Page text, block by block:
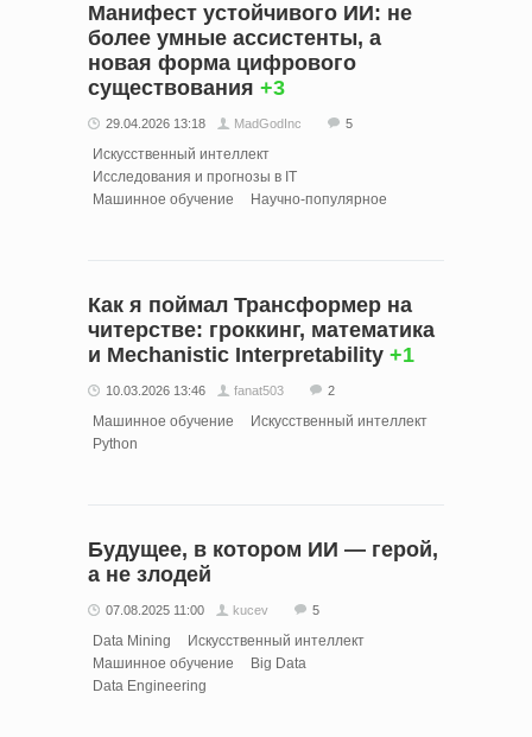
Манифест устойчивого ИИ: не
более умные ассистенты, а
новая форма цифрового
существования +3
29.04.2026 13:18 MadGodInc 5
Искусственный интеллект
Исследования и прогнозы в IT
Машинное обучение
Научно-популярное
Как я поймал Трансформер на
читерстве: гроккинг, математика
и Mechanistic Interpretability +1
10.03.2026 13:46 fanat503 2
Машинное обучение
Искусственный интеллект
Python
Будущее, в котором ИИ — герой,
а не злодей
07.08.2025 11:00 kucev 5
Data Mining
Искусственный интеллект
Машинное обучение
Big Data
Data Engineering